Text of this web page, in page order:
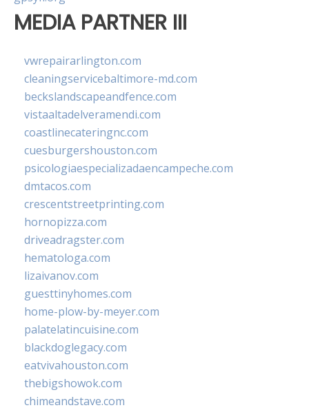
MEDIA PARTNER III
vwrepairarlington.com
cleaningservicebaltimore-md.com
beckslandscapeandfence.com
vistaaltadelveramendi.com
coastlinecateringnc.com
cuesburgershouston.com
psicologiaespecializadaencampeche.com
dmtacos.com
crescentstreetprinting.com
hornopizza.com
driveadragster.com
hematologa.com
lizaivanov.com
guesttinyhomes.com
home-plow-by-meyer.com
palatelatincuisine.com
blackdoglegacy.com
eatvivahouston.com
thebigshowok.com
chimeandstave.com